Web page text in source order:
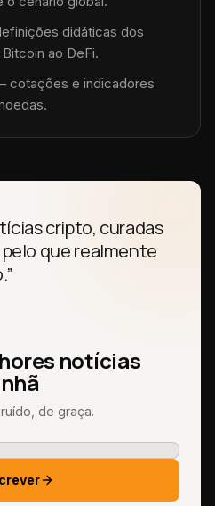
didáticas dos
ao DeFi.
cotações e indicadores
cripto, curadas
que realmente
notícias
de graça.